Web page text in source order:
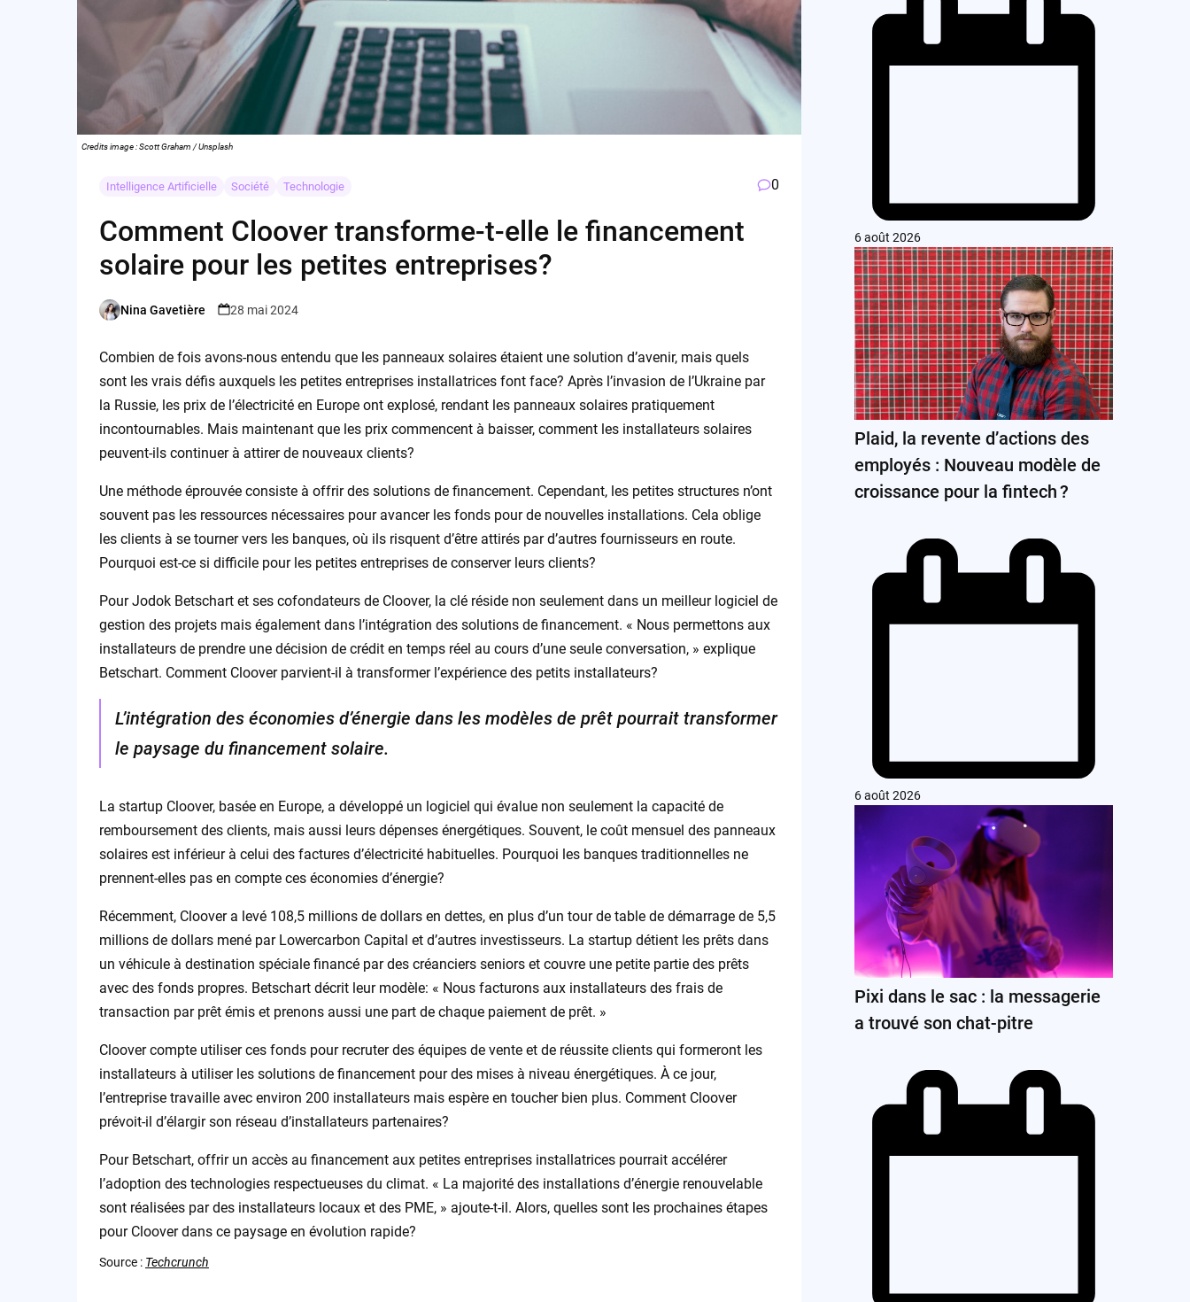
Credits image : Scott Graham / Unsplash
Intelligence Artificielle Société Technologie 0
Comment Cloover transforme-t-elle le financement
solaire pour les petites entreprises?
Posted
Nina Gavetière 28 mai 2024
Combien de fois avons-nous entendu que les panneaux solaires étaient une solution d’avenir, mais quels
sont les vrais défis auxquels les petites entreprises installatrices font face? Après l’invasion de l’Ukraine par
la Russie, les prix de l’électricité en Europe ont explosé, rendant les panneaux solaires pratiquement
incontournables. Mais maintenant que les prix commencent à baisser, comment les installateurs solaires
peuvent-ils continuer à attirer de nouveaux clients?
Une méthode éprouvée consiste à offrir des solutions de financement. Cependant, les petites structures n’ont
souvent pas les ressources nécessaires pour avancer les fonds pour de nouvelles installations. Cela oblige
les clients à se tourner vers les banques, où ils risquent d’être attirés par d’autres fournisseurs en route.
Pourquoi est-ce si difficile pour les petites entreprises de conserver leurs clients?
Pour Jodok Betschart et ses cofondateurs de Cloover, la clé réside non seulement dans un meilleur logiciel de
gestion des projets mais également dans l’intégration des solutions de financement. « Nous permettons aux
installateurs de prendre une décision de crédit en temps réel au cours d’une seule conversation, » explique
Betschart. Comment Cloover parvient-il à transformer l’expérience des petits installateurs?
L’intégration des économies d’énergie dans les modèles de prêt pourrait transformer
le paysage du financement solaire.
La startup Cloover, basée en Europe, a développé un logiciel qui évalue non seulement la capacité de
remboursement des clients, mais aussi leurs dépenses énergétiques. Souvent, le coût mensuel des panneaux
solaires est inférieur à celui des factures d’électricité habituelles. Pourquoi les banques traditionnelles ne
prennent-elles pas en compte ces économies d’énergie?
Récemment, Cloover a levé 108,5 millions de dollars en dettes, en plus d’un tour de table de démarrage de 5,5
millions de dollars mené par Lowercarbon Capital et d’autres investisseurs. La startup détient les prêts dans
un véhicule à destination spéciale financé par des créanciers seniors et couvre une petite partie des prêts
avec des fonds propres. Betschart décrit leur modèle: « Nous facturons aux installateurs des frais de
transaction par prêt émis et prenons aussi une part de chaque paiement de prêt. »
Cloover compte utiliser ces fonds pour recruter des équipes de vente et de réussite clients qui formeront les
installateurs à utiliser les solutions de financement pour des mises à niveau énergétiques. À ce jour,
l’entreprise travaille avec environ 200 installateurs mais espère en toucher bien plus. Comment Cloover
prévoit-il d’élargir son réseau d’installateurs partenaires?
Pour Betschart, offrir un accès au financement aux petites entreprises installatrices pourrait accélérer
l’adoption des technologies respectueuses du climat. « La majorité des installations d’énergie renouvelable
sont réalisées par des installateurs locaux et des PME, » ajoute-t-il. Alors, quelles sont les prochaines étapes
pour Cloover dans ce paysage en évolution rapide?
Source : Techcrunch
6 août 2026
Plaid, la revente d’actions des
employés : Nouveau modèle de
croissance pour la fintech ?
6 août 2026
Pixi dans le sac : la messagerie
a trouvé son chat-pitre